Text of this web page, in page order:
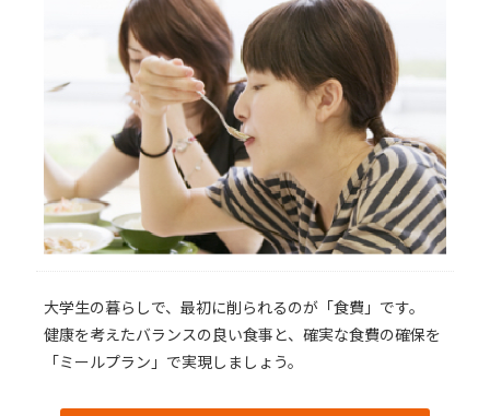
⼤学⽣の暮らしで、最初に削られるのが「⾷費」です。
健康を考えたバランスの良い⾷事と、確実な⾷費の確保を
「ミールプラン」で実現しましょう。